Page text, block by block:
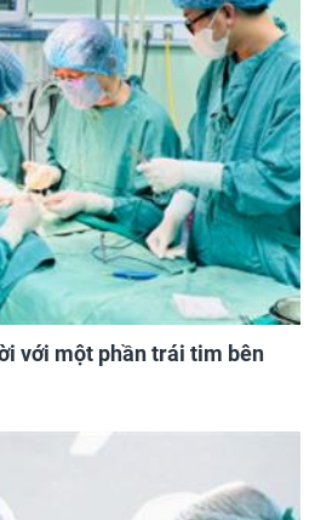
với một phần trái tim bên